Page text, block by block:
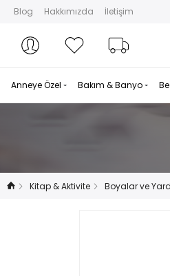
Blog Hakkımızda İletişim
Hesabım
Hesabım Favorilerim
Anneye Özel Bakım & Banyo
Kitap & Aktivite Boyalar ve